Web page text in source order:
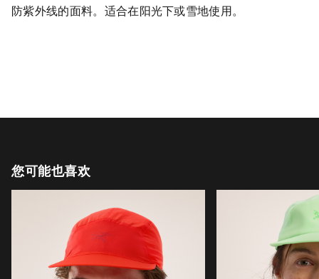
防紫外线的面料。适合在阳光下或雪地使用。
您可能也喜欢